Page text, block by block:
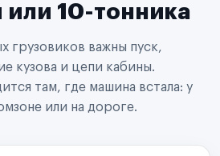
или 10-тонника
грузовиков важны пуск,
кузова и цепи кабины.
там, где машина встала: у
или на дороге.